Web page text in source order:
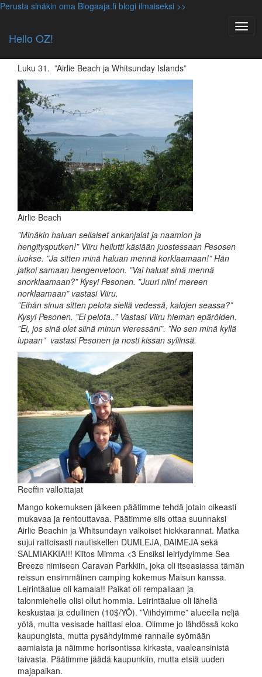
Perusta sinäkin oma Blogaaja.fi blogi ilmaiseksi >>
Hello OZ!
Luokittelematon
JoulukuU
Luku 31. ”Airlie Beach ja Whitsunday Islands”
Airlie Beach
”Minäkin haluan sellaiset ankanjalat ja naamion ja
hengitysputken!” Viiru heilutti käsiään juostessaan Pesosen
luokse. ”Ja sitten minä haluan mennä korklaamaan!” Hän
jatkoi samaan hengenvetoon. ”Vai haluat sinä mennä
snorklaamaan?” Kysyi Pesonen. ”Juuri niin! mereen
norklaamaan” vastasi Viiru.
”Eihän sinua sitten pelota siellä vedessä, kalojen seassa?”
Kysyi Pesonen. ”Ei pelota..” Vastasi Viiru hieman epäröiden.
”Ei, jos sinä olet siinä minun vieressäni”. ”No sen minä kyllä
lupaan” vastasi Pesonen ja nosti kissan syliinsä.
Reeffin valloittajat
Mango kokemuksen jälkeen päätimme tehdä jotain oikeasti
mukavaa ja rentouttavaa. Päätimme siis ottaa suunnaksi
Airlie Beachin ja Whitsundayn valkoiset hiekkarannat. Matka
sujui rattoisasti nautiskellen DUMLEJA, DAIMEJA sekä
SALMIAKKIA!!! Kiitos Mimma <3 Ensiksi leiriydyimme Sea
Breeze nimiseen Caravan Parkkiin, joka oli itseasiassa tämän
reissun ensimmäinen camping kokemus Maisun kanssa.
Leirintäalue oli kamala!! Paikat oli rempallaan ja
talonmiehelle olisi ollut hommia. Leirintäalue oli lähellä
keskustaa ja edullinen (10$/YÖ). ”Viihdyimme” alueella neljä
yötä, mutta vesisade haittasi eloa. Olimme jo lähdössä koko
kaupungista, mutta pysähdyimme rannalle syömään
aamiaista ja näimme horisontissa kirkasta, vaaleansinistä
taivasta. Päätimme jäädä kaupunkiin, mutta etsiä uuden
majapaikan.